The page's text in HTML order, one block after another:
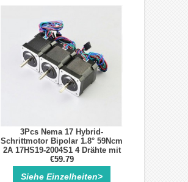
3Pcs Nema 17 Hybrid-
Schrittmotor Bipolar 1.8° 59Ncm
2A 17HS19-2004S1 4 Drähte mit
1m Kabel & Stecker für 3D
Drucker/CNC
€59.79
Siehe Einzelheiten>